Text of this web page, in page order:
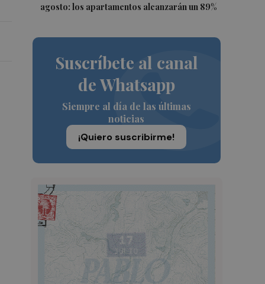
agosto: los apartamentos alcanzarán un 89%
Suscríbete al canal
de Whatsapp
Siempre al día de las últimas
noticias
¡Quiero suscribirme!